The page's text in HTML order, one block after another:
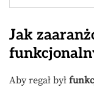
Jak
Aby regał był